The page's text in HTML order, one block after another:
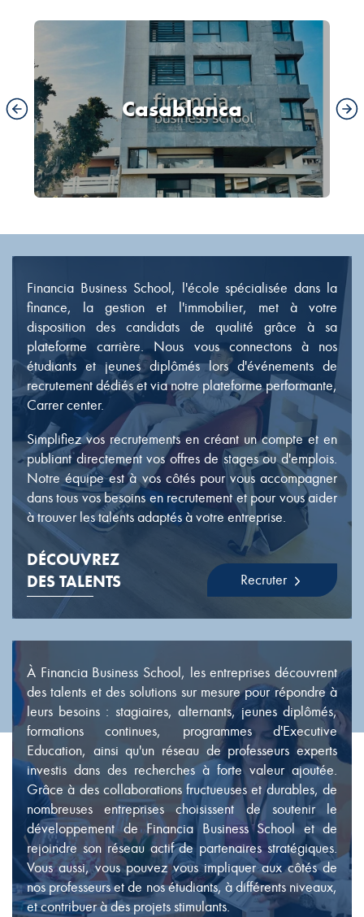
Versailles
Financia Business School, l'école spécialisée dans la
finance, la gestion et l'immobilier, met à votre
disposition des candidats de qualité grâce à sa
plateforme carrière. Nous vous connectons à nos
étudiants et jeunes diplômés lors d'événements de
recrutement dédiés et via notre plateforme performante,
Carrer center.
Simplifiez vos recrutements en créant un compte et en
publiant directement vos offres de stages ou d'emplois.
Notre équipe est à vos côtés pour vous accompagner
dans tous vos besoins en recrutement et pour vous aider
à trouver les talents adaptés à votre entreprise.
DÉCOUVREZ
DES TALENTS
Recruter
À Financia Business School, les entreprises découvrent
des talents et des solutions sur mesure pour répondre à
leurs besoins : stagiaires, alternants, jeunes diplômés,
formations continues, programmes d'Executive
Education, ainsi qu'un réseau de professeurs experts
investis dans des recherches à forte valeur ajoutée.
Grâce à des collaborations fructueuses et durables, de
nombreuses entreprises choisissent de soutenir le
développement de Financia Business School et de
rejoindre son réseau actif de partenaires stratégiques.
Vous aussi, vous pouvez vous impliquer aux côtés de
nos professeurs et de nos étudiants, à différents niveaux,
et contribuer à des projets stimulants.